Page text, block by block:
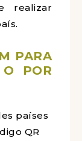
realizar
PARA
POR
países
QR